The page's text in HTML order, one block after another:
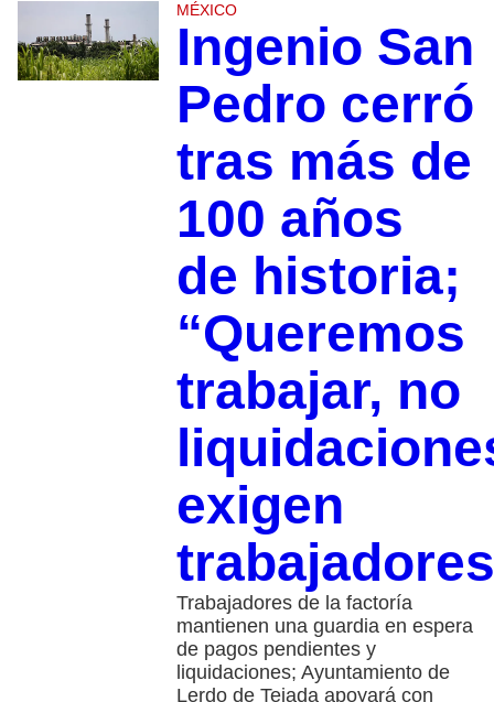
MÉXICO
Ingenio San
Pedro cerró
tras más de
100 años
de historia;
“Queremos
trabajar, no
exigen
trabajadores
Trabajadores de la factoría
mantienen una guardia en espera
de pagos pendientes y
liquidaciones; Ayuntamiento de
Lerdo de Tejada apoyará con